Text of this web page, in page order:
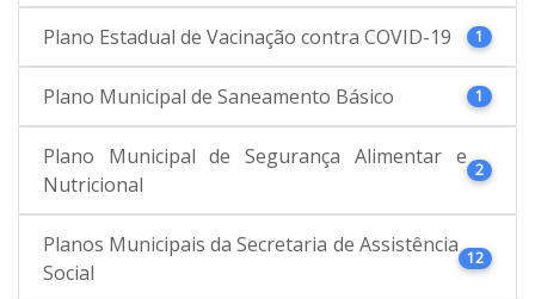
Plano Estadual de Vacinação contra COVID-19 1
Plano Municipal de Saneamento Básico 1
Plano Municipal de Segurança Alimentar e
Nutricional
2
Planos Municipais da Secretaria de Assistência
Social
12